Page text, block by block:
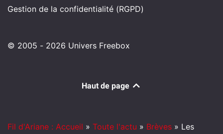
Gestion de la confidentialité (RGPD)
© 2005 - 2026 Univers Freebox
Haut de page
Fil d'Ariane : Accueil » Toute l'actu » Brèves » Les